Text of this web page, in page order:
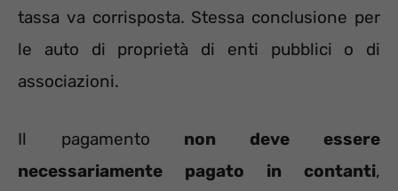
tassa va corrisposta. Stessa conclusione per
le auto di proprietà di enti pubblici o di
associazioni.
Il pagamento non deve essere
necessariamente pagato in contanti,